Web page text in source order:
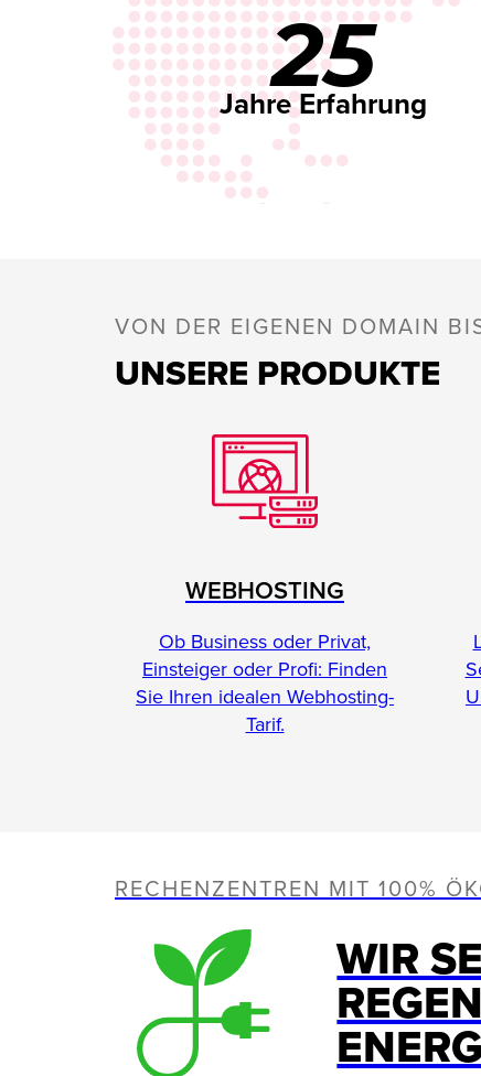
25
Jahre Erfahrung
VON DER EIGENEN DOMAIN
UNSERE PRODUKTE
WEBHOSTING
Ob Business oder Privat,
Einsteiger oder Profi: Finden
Sie Ihren idealen Webhosting-
Tarif.
RECHENZENTREN MIT 100%
WIR